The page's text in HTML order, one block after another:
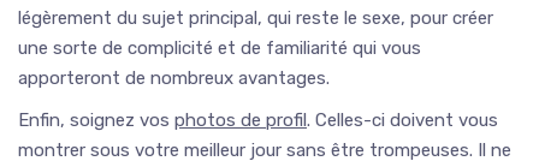
légèrement du sujet principal, qui reste le sexe, pour créer
une sorte de complicité et de familiarité qui vous
apporteront de nombreux avantages.
Enfin, soignez vos photos de profil. Celles-ci doivent vous
montrer sous votre meilleur jour sans être trompeuses. Il ne